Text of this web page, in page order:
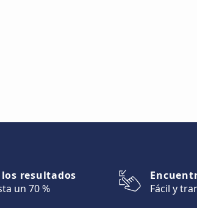
resultados
un 70 %
Fácil y